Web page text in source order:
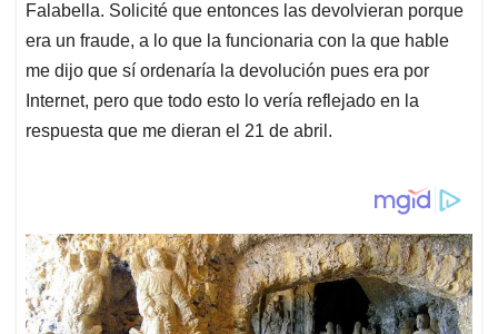
Falabella. Solicité que entonces las devolvieran porque
era un fraude, a lo que la funcionaria con la que hable
me dijo que sí ordenaría la devolución pues era por
Internet, pero que todo esto lo vería reflejado en la
respuesta que me dieran el 21 de abril.